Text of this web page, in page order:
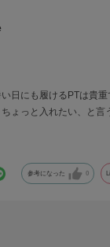
日にも履けるPTは貴重
ょっと入れたい、と言
参考になった 0